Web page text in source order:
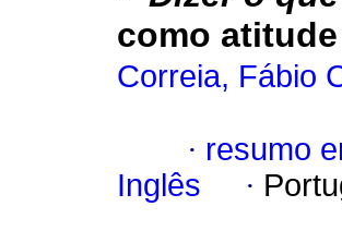
como
Correia, Fábio
· resumo
Inglês
·